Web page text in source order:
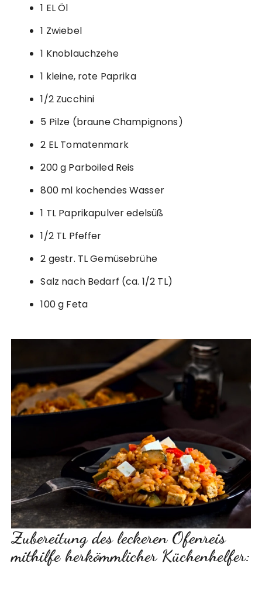
1 EL Öl
1 Zwiebel
1 Knoblauchzehe
1 kleine, rote Paprika
1/2 Zucchini
5 Pilze (braune Champignons)
2 EL Tomatenmark
200 g Parboiled Reis
800 ml kochendes Wasser
1 TL Paprikapulver edelsüß
1/2 TL Pfeffer
2 gestr. TL Gemüsebrühe
Salz nach Bedarf (ca. 1/2 TL)
100 g Feta
Zubereitung des leckeren Ofenreis
mithilfe herkömmlicher Küchenhelfer: